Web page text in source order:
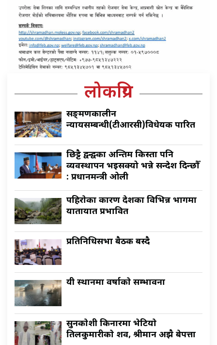
लोकप्रिय
सङ्क्रमणकालीन
न्यायसम्बन्धी(टीआरसी)विधेयक पारित
छिट्टै द्वन्द्वका अन्तिम किस्ता पनि
व्यवस्थापन भइसक्यो भन्ने सन्देश दिन्छौँ
: प्रधानमन्त्री ओली
पहिराेका कारण देशका विभिन्न भागमा
यातायात प्रभावित
प्रतिनिधिसभा बैठक बस्दै
यी स्थानमा वर्षाकाे सम्भावना
सुनकाेशी किनारमा भेटियाे
तिलकुमारीकाे शव, श्रीमान अझै बेपत्ता